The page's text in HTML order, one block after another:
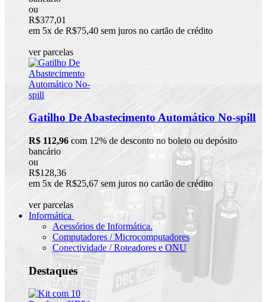
ou
R$377,01
em 5x de R$75,40 sem juros no cartão de crédito
ver parcelas
Gatilho De Abastecimento Automático No-spill
R$ 112,96 com 12% de desconto no boleto ou depósito
bancário
ou
R$128,36
em 5x de R$25,67 sem juros no cartão de crédito
ver parcelas
Informática
Acessórios de Informática.
Computadores / Microcomputadores
Conectividade / Roteadores e ONU
Destaques